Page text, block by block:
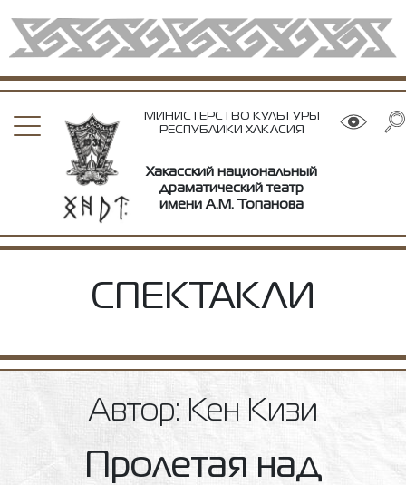
МИНИСТЕРСТВО КУЛЬТУРЫ
РЕСПУБЛИКИ ХАКАСИЯ
Хакасский национальный
драматический театр
имени А.М. Топанова
СПЕКТАКЛИ
Автор: Кен Кизи
Пролетая над